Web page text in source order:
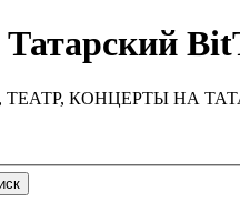
КОНЦЕРТЫ НА